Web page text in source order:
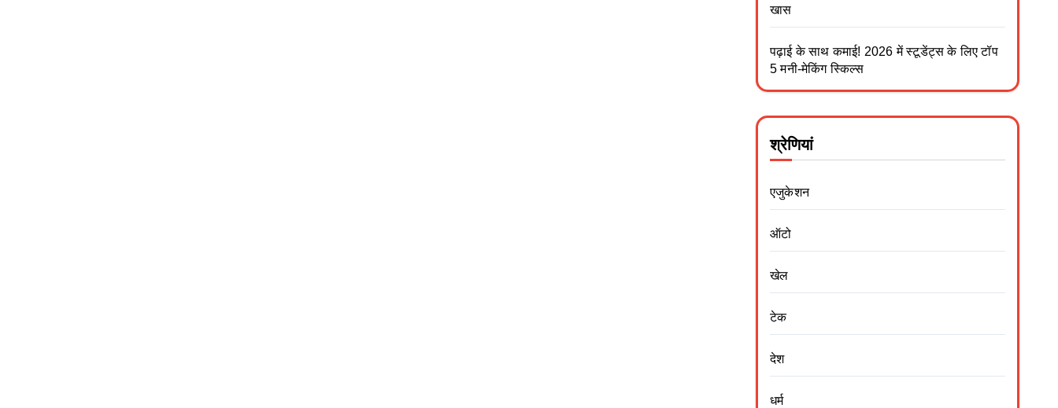
खास
पढ़ाई के साथ कमाई! 2026 में स्टूडेंट्स के लिए टॉप
5 मनी-मेकिंग स्किल्स
श्रेणियां
एजुकेशन
ऑटो
खेल
टेक
देश
धर्म